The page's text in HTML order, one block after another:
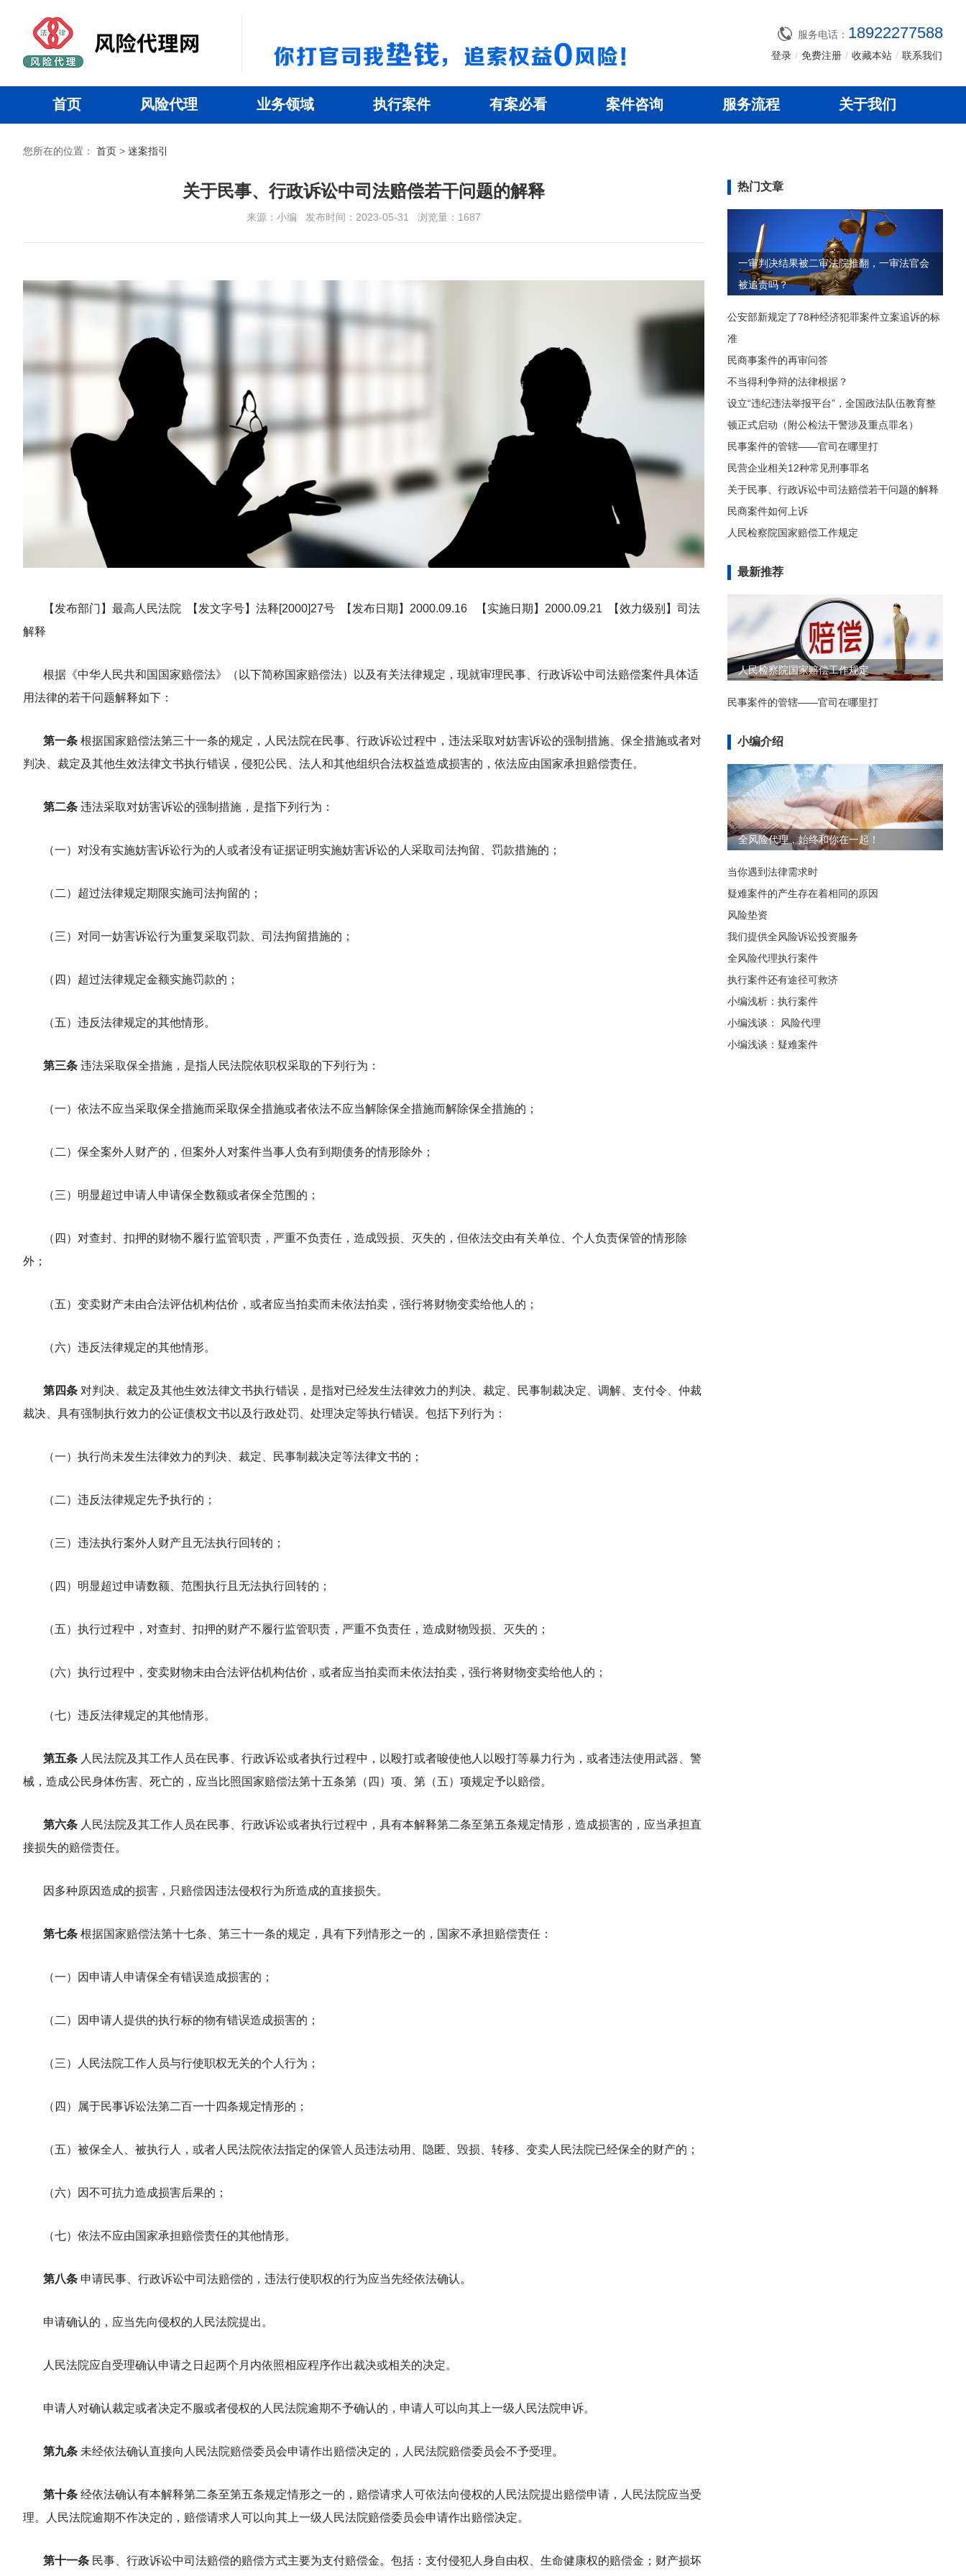
服务电话： 18922277588
登录 / 免费注册 / 收藏本站 / 联系我们
首页 风险代理 业务领域 执行案件 有案必看 案件咨询 服务流程 关于我们
您所在的位置： 首页 > 迷案指引
关于民事、行政诉讼中司法赔偿若干问题的解释
来源：小编 发布时间：2023-05-31 浏览量： 1687
【发布部门】最高人民法院 【发文字号】法释[2000]27号 【发布日期】2000.09.16 【实施日期】2000.09.21 【效力级别】司法
解释
根据《中华人民共和国国家赔偿法》（以下简称国家赔偿法）以及有关法律规定，现就审理民事、行政诉讼中司法赔偿案件具体适
用法律的若干问题解释如下：
第一条 根据国家赔偿法第三十一条的规定，人民法院在民事、行政诉讼过程中，违法采取对妨害诉讼的强制措施、保全措施或者对
判决、裁定及其他生效法律文书执行错误，侵犯公民、法人和其他组织合法权益造成损害的，依法应由国家承担赔偿责任。
第二条 违法采取对妨害诉讼的强制措施，是指下列行为：
（一）对没有实施妨害诉讼行为的人或者没有证据证明实施妨害诉讼的人采取司法拘留、罚款措施的；
（二）超过法律规定期限实施司法拘留的；
（三）对同一妨害诉讼行为重复采取罚款、司法拘留措施的；
（四）超过法律规定金额实施罚款的；
（五）违反法律规定的其他情形。
第三条 违法采取保全措施，是指人民法院依职权采取的下列行为：
（一）依法不应当采取保全措施而采取保全措施或者依法不应当解除保全措施而解除保全措施的；
（二）保全案外人财产的，但案外人对案件当事人负有到期债务的情形除外；
（三）明显超过申请人申请保全数额或者保全范围的；
（四）对查封、扣押的财物不履行监管职责，严重不负责任，造成毁损、灭失的，但依法交由有关单位、个人负责保管的情形除
外；
（五）变卖财产未由合法评估机构估价，或者应当拍卖而未依法拍卖，强行将财物变卖给他人的；
（六）违反法律规定的其他情形。
第四条 对判决、裁定及其他生效法律文书执行错误，是指对已经发生法律效力的判决、裁定、民事制裁决定、调解、支付令、仲裁
裁决、具有强制执行效力的公证债权文书以及行政处罚、处理决定等执行错误。包括下列行为：
（一）执行尚未发生法律效力的判决、裁定、民事制裁决定等法律文书的；
（二）违反法律规定先予执行的；
（三）违法执行案外人财产且无法执行回转的；
（四）明显超过申请数额、范围执行且无法执行回转的；
（五）执行过程中，对查封、扣押的财产不履行监管职责，严重不负责任，造成财物毁损、灭失的；
（六）执行过程中，变卖财物未由合法评估机构估价，或者应当拍卖而未依法拍卖，强行将财物变卖给他人的；
（七）违反法律规定的其他情形。
第五条 人民法院及其工作人员在民事、行政诉讼或者执行过程中，以殴打或者唆使他人以殴打等暴力行为，或者违法使用武器、警
械，造成公民身体伤害、死亡的，应当比照国家赔偿法第十五条第（四）项、第（五）项规定予以赔偿。
第六条 人民法院及其工作人员在民事、行政诉讼或者执行过程中，具有本解释第二条至第五条规定情形，造成损害的，应当承担直
接损失的赔偿责任。
因多种原因造成的损害，只赔偿因违法侵权行为所造成的直接损失。
第七条 根据国家赔偿法第十七条、第三十一条的规定，具有下列情形之一的，国家不承担赔偿责任：
（一）因申请人申请保全有错误造成损害的；
（二）因申请人提供的执行标的物有错误造成损害的；
（三）人民法院工作人员与行使职权无关的个人行为；
（四）属于民事诉讼法第二百一十四条规定情形的；
（五）被保全人、被执行人，或者人民法院依法指定的保管人员违法动用、隐匿、毁损、转移、变卖人民法院已经保全的财产的；
（六）因不可抗力造成损害后果的；
（七）依法不应由国家承担赔偿责任的其他情形。
第八条 申请民事、行政诉讼中司法赔偿的，违法行使职权的行为应当先经依法确认。
申请确认的，应当先向侵权的人民法院提出。
人民法院应自受理确认申请之日起两个月内依照相应程序作出裁决或相关的决定。
申请人对确认裁定或者决定不服或者侵权的人民法院逾期不予确认的，申请人可以向其上一级人民法院申诉。
第九条 未经依法确认直接向人民法院赔偿委员会申请作出赔偿决定的，人民法院赔偿委员会不予受理。
第十条 经依法确认有本解释第二条至第五条规定情形之一的，赔偿请求人可依法向侵权的人民法院提出赔偿申请，人民法院应当受
理。人民法院逾期不作决定的，赔偿请求人可以向其上一级人民法院赔偿委员会申请作出赔偿决定。
第十一条 民事、行政诉讼中司法赔偿的赔偿方式主要为支付赔偿金。包括：支付侵犯人身自由权、生命健康权的赔偿金；财产损坏
热门文章
一审判决结果被二审法院推翻，一审法官会
被追责吗？
公安部新规定了78种经济犯罪案件立案追诉的标
准
民商事案件的再审问答
不当得利争辩的法律根据？
设立“违纪违法举报平台”，全国政法队伍教育整
顿正式启动（附公检法干警涉及重点罪名）
民事案件的管辖——官司在哪里打
民营企业相关12种常见刑事罪名
关于民事、行政诉讼中司法赔偿若干问题的解释
民商案件如何上诉
人民检察院国家赔偿工作规定
最新推荐
人民检察院国家赔偿工作规定
民事案件的管辖——官司在哪里打
小编介绍
全风险代理，始终和你在一起！
当你遇到法律需求时
疑难案件的产生存在着相同的原因
风险垫资
我们提供全风险诉讼投资服务
全风险代理执行案件
执行案件还有途径可救济
小编浅析：执行案件
小编浅谈： 风险代理
小编浅谈：疑难案件